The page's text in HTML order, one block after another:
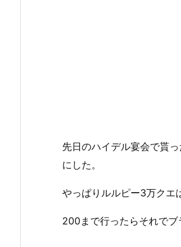
先日のハイデル宴会で貰
にした。
やっぱりルルピー3万クエ
200まで行ったらそれでブ